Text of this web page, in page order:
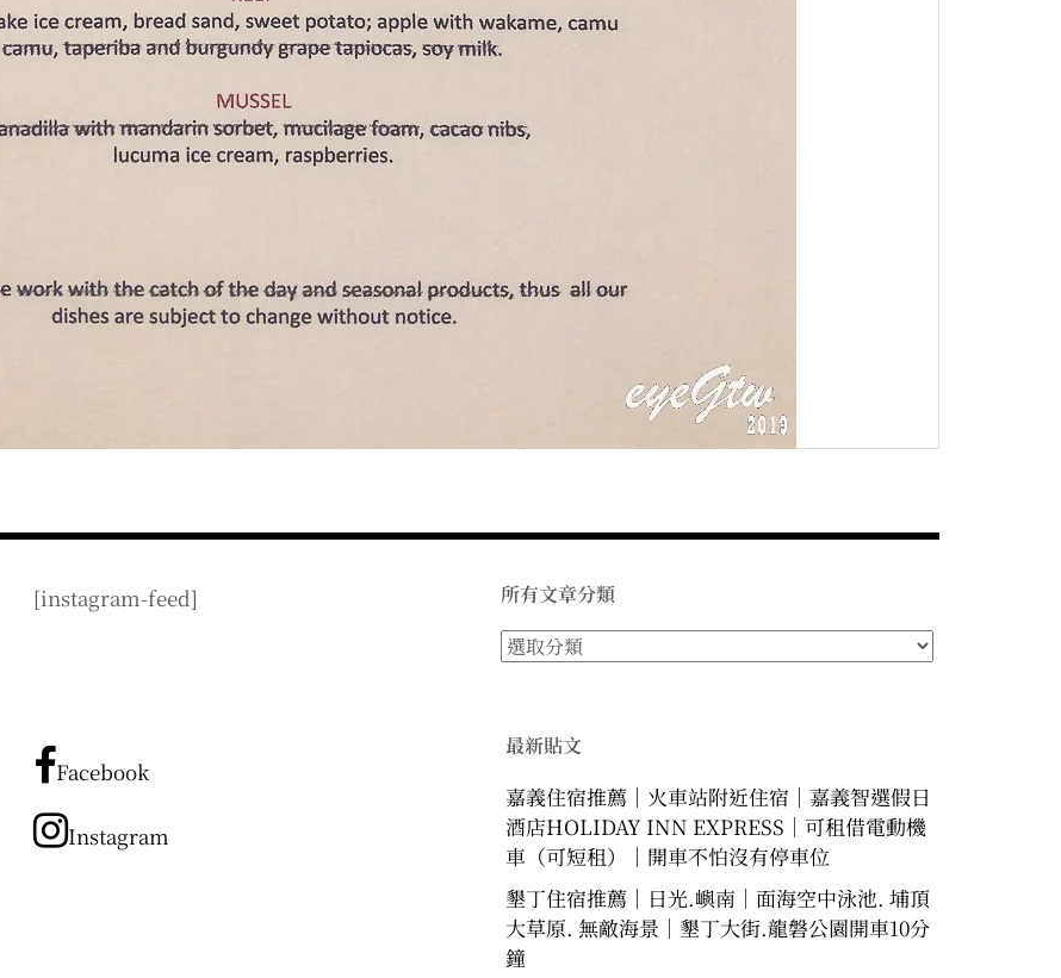
[instagram-feed] 所有文章分類
所
章
分
類
Facebook
Instagram
最新貼文
嘉義住宿推薦｜火車站附近住宿｜嘉義智選假日
酒店HOLIDAY INN EXPRESS｜可租借電動機
車（可短租）｜開車不怕沒有停車位
墾丁住宿推薦｜日光.嶼南｜面海空中泳池. 埔頂
大草原. 無敵海景｜墾丁大街.龍磐公園開車10分
鐘